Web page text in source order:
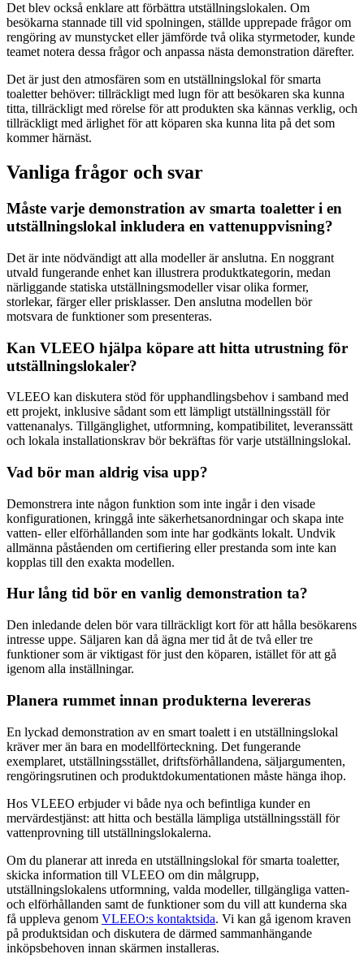
Det blev också enklare att förbättra utställningslokalen. Om
besökarna stannade till vid spolningen, ställde upprepade frågor om
rengöring av munstycket eller jämförde två olika styrmetoder, kunde
teamet notera dessa frågor och anpassa nästa demonstration därefter.
Det är just den atmosfären som en utställningslokal för smarta
toaletter behöver: tillräckligt med lugn för att besökaren ska kunna
titta, tillräckligt med rörelse för att produkten ska kännas verklig, och
tillräckligt med ärlighet för att köparen ska kunna lita på det som
kommer härnäst.
Vanliga frågor och svar
Måste varje demonstration av smarta toaletter i en
utställningslokal inkludera en vattenuppvisning?
Det är inte nödvändigt att alla modeller är anslutna. En noggrant
utvald fungerande enhet kan illustrera produktkategorin, medan
närliggande statiska utställningsmodeller visar olika former,
storlekar, färger eller prisklasser. Den anslutna modellen bör
motsvara de funktioner som presenteras.
Kan VLEEO hjälpa köpare att hitta utrustning för
utställningslokaler?
VLEEO kan diskutera stöd för upphandlingsbehov i samband med
ett projekt, inklusive sådant som ett lämpligt utställningsställ för
vattenanalys. Tillgänglighet, utformning, kompatibilitet, leveranssätt
och lokala installationskrav bör bekräftas för varje utställningslokal.
Vad bör man aldrig visa upp?
Demonstrera inte någon funktion som inte ingår i den visade
konfigurationen, kringgå inte säkerhetsanordningar och skapa inte
vatten- eller elförhållanden som inte har godkänts lokalt. Undvik
allmänna påståenden om certifiering eller prestanda som inte kan
kopplas till den exakta modellen.
Hur lång tid bör en vanlig demonstration ta?
Den inledande delen bör vara tillräckligt kort för att hålla besökarens
intresse uppe. Säljaren kan då ägna mer tid åt de två eller tre
funktioner som är viktigast för just den köparen, istället för att gå
igenom alla inställningar.
Planera rummet innan produkterna levereras
En lyckad demonstration av en smart toalett i en utställningslokal
kräver mer än bara en modellförteckning. Det fungerande
exemplaret, utställningsstället, driftsförhållandena, säljargumenten,
rengöringsrutinen och produktdokumentationen måste hänga ihop.
Hos VLEEO erbjuder vi både nya och befintliga kunder en
mervärdestjänst: att hitta och beställa lämpliga utställningsställ för
vattenprovning till utställningslokalerna.
Om du planerar att inreda en utställningslokal för smarta toaletter,
skicka information till VLEEO om din målgrupp,
utställningslokalens utformning, valda modeller, tillgängliga vatten-
och elförhållanden samt de funktioner som du vill att kunderna ska
få uppleva genom VLEEO:s kontaktsida. Vi kan gå igenom kraven
på produktsidan och diskutera de därmed sammanhängande
inköpsbehoven innan skärmen installeras.